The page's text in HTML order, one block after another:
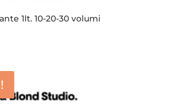
1lt. 10-20-30 volumi
€